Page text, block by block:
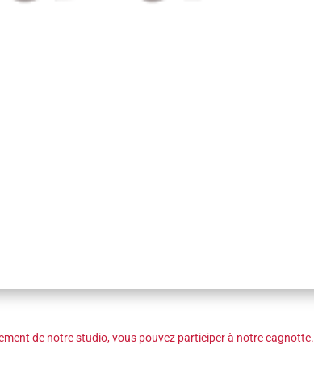
de notre studio, vous pouvez participer à notre cagnotte.